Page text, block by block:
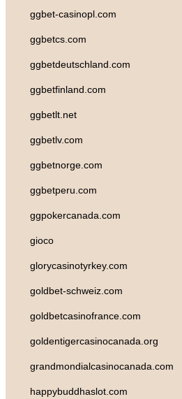
ggbet-casinopl.com
ggbetcs.com
ggbetdeutschland.com
ggbetfinland.com
ggbetlt.net
ggbetlv.com
ggbetnorge.com
ggbetperu.com
ggpokercanada.com
gioco
glorycasinotyrkey.com
goldbet-schweiz.com
goldbetcasinofrance.com
goldentigercasinocanada.org
grandmondialcasinocanada.com
happybuddhaslot.com